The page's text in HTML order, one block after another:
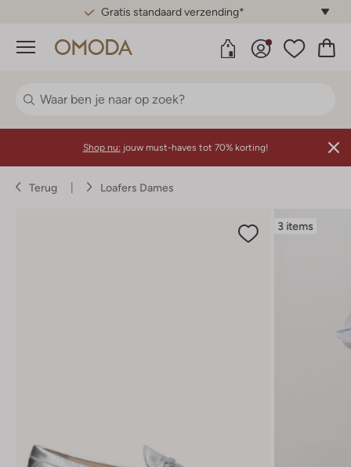
Gratis standaard verzending*
Menu
Shop nu: jouw must-haves tot 70% korting!
Terug Loafers Dames
3 items